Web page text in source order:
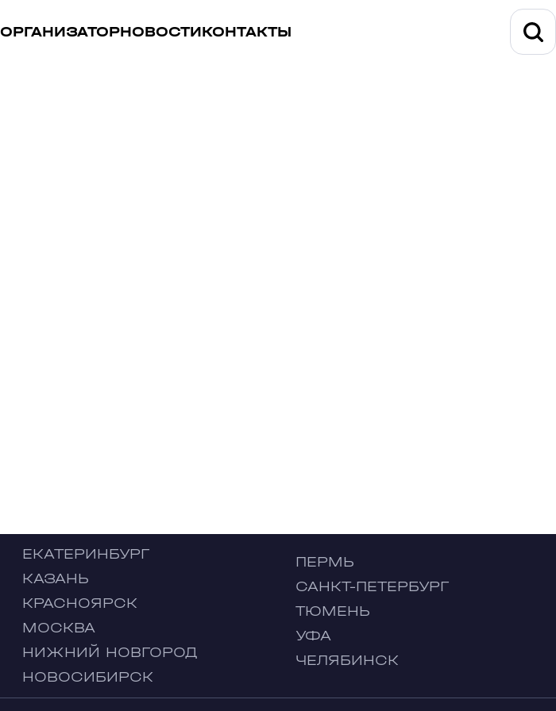
ОРГАНИЗАТОРНОВОСТИКОНТАКТЫ
ЕКАТЕРИНБУРГ
КАЗАНЬ
КРАСНОЯРСК
МОСКВА
НИЖНИЙ НОВГОРОД
НОВОСИБИРСК
ПЕРМЬ
САНКТ-ПЕТЕРБУРГ
ТЮМЕНЬ
УФА
ЧЕЛЯБИНСК